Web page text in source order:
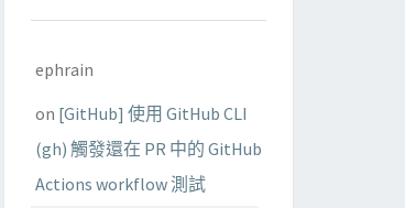
ephrain
on [GitHub] 使用 GitHub CLI
(gh) 觸發還在 PR 中的 GitHub
Actions workflow 測試